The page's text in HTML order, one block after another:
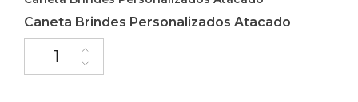
Caneta Brindes Personalizados Atacado